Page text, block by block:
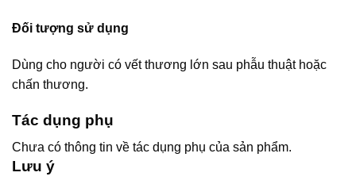
Đối tượng sử dụng
Dùng cho người có vết thương lớn sau phẫu thuật hoặc
chấn thương.
Tác dụng phụ
Chưa có thông tin về tác dụng phụ của sản phẩm.
Lưu ý